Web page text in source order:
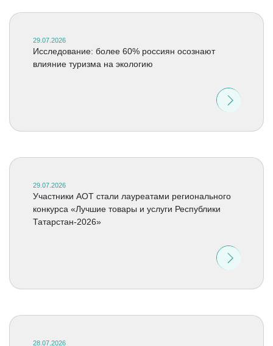
29.07.2026
Исследование: более 60% россиян осознают
влияние туризма на экологию
29.07.2026
Участники АОТ стали лауреатами регионального
конкурса «Лучшие товары и услуги Республики
Татарстан-2026»
28.07.2026